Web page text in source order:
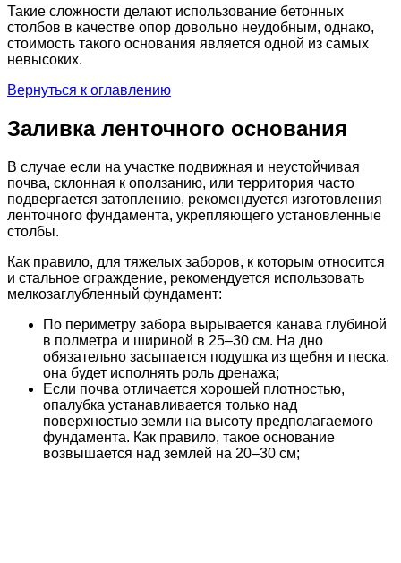
Такие сложности делают использование бетонных
столбов в качестве опор довольно неудобным, однако,
стоимость такого основания является одной из самых
невысоких.
Вернуться к оглавлению
Заливка ленточного основания
В случае если на участке подвижная и неустойчивая
почва, склонная к оползанию, или территория часто
подвергается затоплению, рекомендуется изготовления
ленточного фундамента, укрепляющего установленные
столбы.
Как правило, для тяжелых заборов, к которым относится
и стальное ограждение, рекомендуется использовать
мелкозаглубленный фундамент:
По периметру забора вырывается канава глубиной
в полметра и шириной в 25–30 см. На дно
обязательно засыпается подушка из щебня и песка,
она будет исполнять роль дренажа;
Если почва отличается хорошей плотностью,
опалубка устанавливается только над
поверхностью земли на высоту предполагаемого
фундамента. Как правило, такое основание
возвышается над землей на 20–30 см;